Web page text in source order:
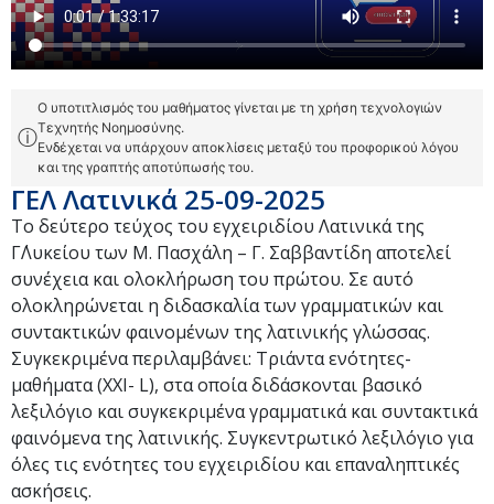
ⓘ
Ο υποτιτλισμός του μαθήματος γίνεται με τη χρήση τεχνολογιών
Τεχνητής Νοημοσύνης.
Ενδέχεται να υπάρχουν αποκλίσεις μεταξύ του προφορικού λόγου
και της γραπτής αποτύπωσής του.
ΓΕΛ Λατινικά 25-09-2025
Το δεύτερο τεύχος του εγχειριδίου Λατινικά της
Γ΄Λυκείου των Μ. Πασχάλη – Γ. Σαββαντίδη αποτελεί
συνέχεια και ολοκλήρωση του πρώτου. Σε αυτό
ολοκληρώνεται η διδασκαλία των γραμματικών και
συντακτικών φαινομένων της λατινικής γλώσσας.
Συγκεκριμένα περιλαμβάνει: Τριάντα ενότητες-
μαθήματα (XXI- L), στα οποία διδάσκονται βασικό
λεξιλόγιο και συγκεκριμένα γραμματικά και συντακτικά
φαινόμενα της λατινικής. Συγκεντρωτικό λεξιλόγιο για
όλες τις ενότητες του εγχειριδίου και επαναληπτικές
ασκήσεις.